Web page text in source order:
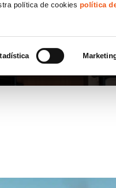
política de cookies política